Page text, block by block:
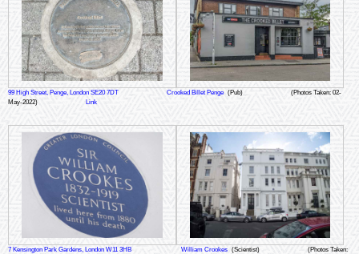
99 High Street, Penge, London SE20 7DT Crooked Billet Penge (Pub)
(Photos Taken: 02-
May-2022)
Link
7 Kensington Park Gardens, London W11 3HB William Crookes (Scientist)
(Photos Taken: